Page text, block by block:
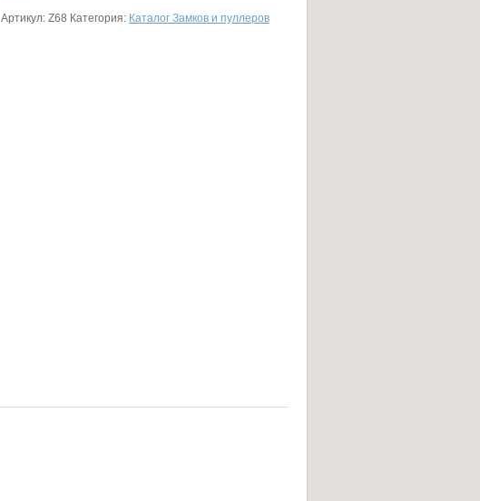
Артикул:Z68 Категория: Каталог Замков и пуллеров